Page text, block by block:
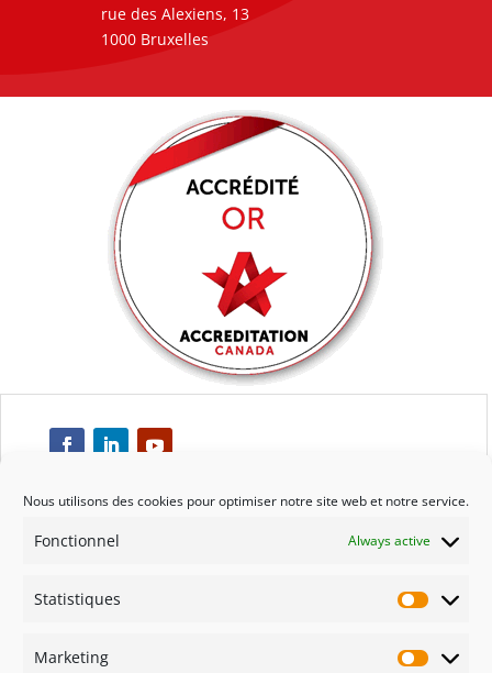
Nous utilisons des cookies pour optimiser notre site web et notre service.
Fonctionnel Always active
Statistiques
Marketing
rue des Alexiens, 13
1000 Bruxelles
Respect
Engagement
Qualité